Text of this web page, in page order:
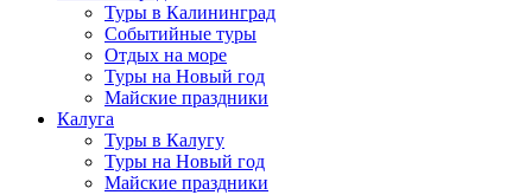
Туры в Калининград
Событийные туры
Отдых на море
Туры на Новый год
Майские праздники
Калуга
Туры в Калугу
Туры на Новый год
Майские праздники